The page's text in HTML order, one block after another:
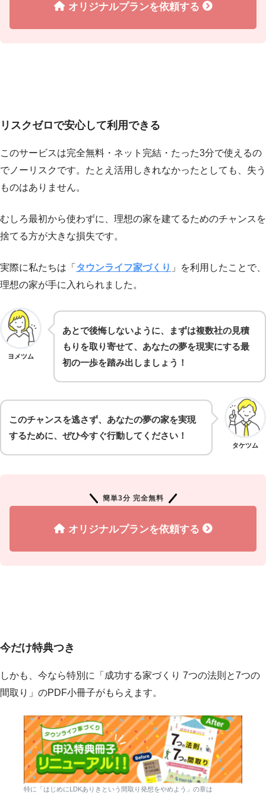
オリジナルプランを依頼する
リスクゼロで安心して利用できる
このサービスは完全無料・ネット完結・たった3分で使えるの
でノーリスクです。たとえ活用しきれなかったとしても、失う
ものはありません。
むしろ最初から使わずに、理想の家を建てるためのチャンスを
捨てる方が大きな損失です。
実際に私たちは「 タウンライフ家づくり 」を利用したことで、
理想の家が手に入れられました。
ヨメツム
あとで後悔しないように、まずは複数社の見積
もりを取り寄せて、あなたの夢を現実にする最
初の一歩を踏み出しましょう！
タケツム
このチャンスを逃さず、あなたの夢の家を実現
するために、ぜひ今すぐ行動してください！
簡単3分 完全無料
オリジナルプランを依頼する
今だけ特典つき
しかも、今なら特別に「成功する家づくり 7つの法則と7つの
間取り」のPDF小冊子がもらえます。
特に「はじめにLDKありきという間取り発想をやめよう」の章は